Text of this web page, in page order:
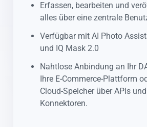
Erfassen, bearbeiten und
alles über eine zentrale
Verfügbar mit AI Photo
und IQ Mask 2.0
Nahtlose Anbindung an Ihr
Ihre E-Commerce-Plattform
Cloud-Speicher über APIs
Konnektoren.